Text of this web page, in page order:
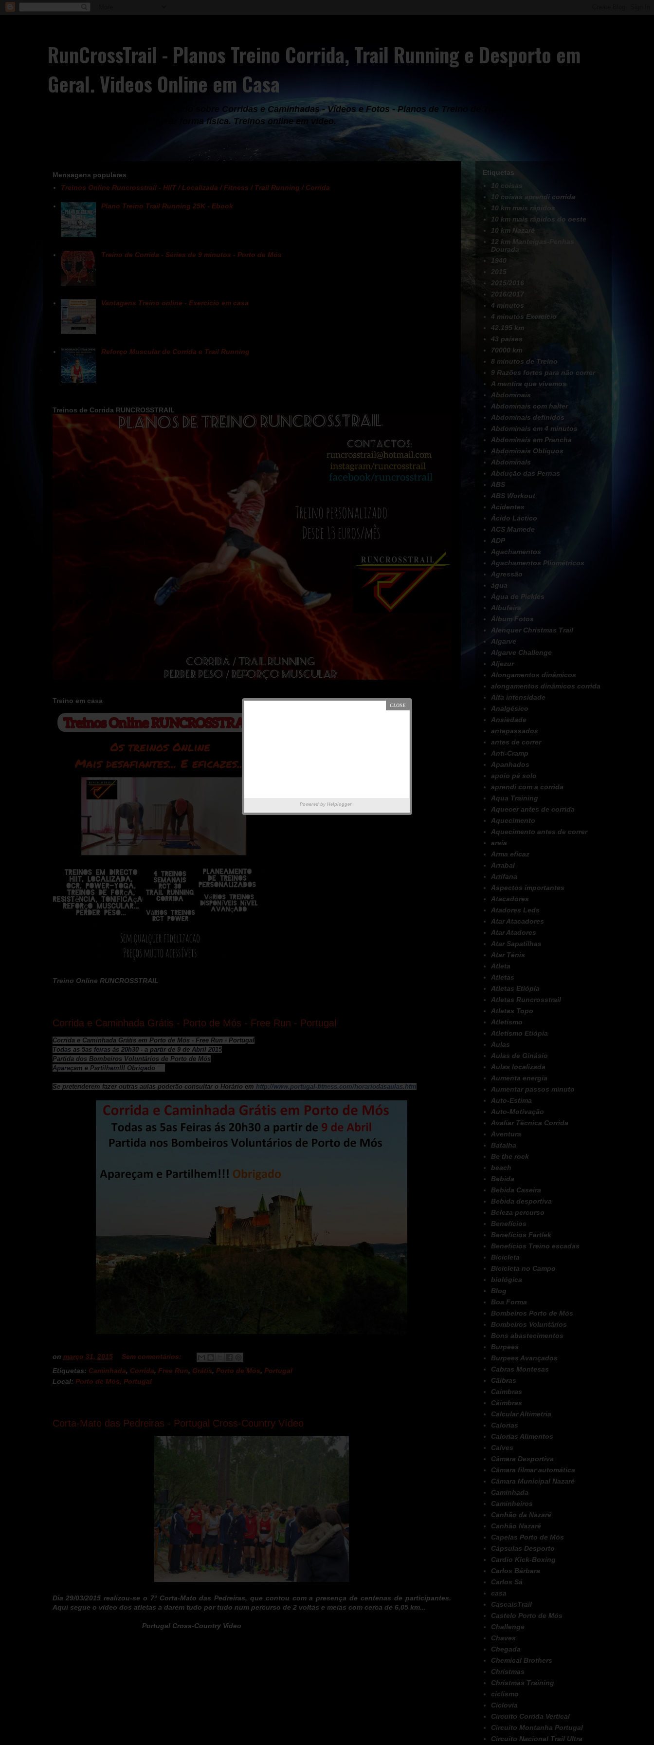
RunCrossTrail - Planos Treino Corrida, Trail Running e Desporto em
Geral. Videos Online em Casa
Treinos em Directo em Casa -Tudo sobre Corridas e Caminhadas - Vídeos e Fotos - Planos de Treino de Trail Running, Corrida,
Fitness, Perder peso, melhorar forma física. Treinos online em video.
Mensagens populares
Treinos Online Runcrosstrail - HIIT / Localizada / Fitness / Trail Running / Corrida
Plano Treino Trail Running 25K - Ebook
Treino de Corrida - Séries de 9 minutos - Porto de Mós
Vantagens Treino online - Exercicio em casa
Reforço Muscular de Corrida e Trail Running
Treinos de Corrida RUNCROSSTRAIL
Treino em casa
Treino Online RUNCROSSTRAIL
Corrida e Caminhada Grátis - Porto de Mós - Free Run - Portugal
Corrida e Caminhada Grátis em Porto de Mós - Free Run - Portugal
Todas as 5as feiras ás 20h30 - a partir de 9 de Abril 2015
Partida dos Bombeiros Voluntários de Porto de Mós
Apareçam e Partilhem!!! Obrigado
Se pretenderem fazer outras aulas poderão consultar o Horário em http://www.portugal-fitness.com/horariodasaulas.htm
on março 31, 2015
Sem comentários:
Etiquetas: Caminhada, Corrida, Free Run, Grátis, Porto de Mós, Portugal
Local: Porto de Mós, Portugal
Corta-Mato das Pedreiras - Portugal Cross-Country Vídeo
Dia 29/03/2015 realizou-se o 7º Corta-Mato das Pedreiras, que contou com a presença de centenas de participantes.
Aqui segue o vídeo dos atletas a darem tudo por tudo num percurso de 2 voltas e meias com cerca de 6,05 km...
Portugal Cross-Country Video
Etiquetas
10 coisas
10 coisas aprendi corrida
10 km mais rápidos
10 km mais rápidos do oeste
10 km Nazaré
12 km Manteigas-Penhas
Dourada
1940
2015
2015/2016
2016/2017
4 minutos
4 minutos Exercício
42.195 km
43 países
70000 km
8 minutos de Treino
9 Razões fortes para não correr
A mentira que vivemos
Abdominais
Abdominais com halter
Abdominais definidos
Abdominais em 4 minutos
Abdominais em Prancha
Abdominais Oblíquos
Abdominals
Abdução das Pernas
ABS
ABS Workout
Acidentes
Ácido Láctico
ACS Mamede
ADP
Agachamentos
Agachamentos Pliométricos
Agressão
água
Água de Pickles
Albufeira
Álbum Fotos
Alenquer Christmas Trail
Algarve
Algarve Challenge
Aljezur
Alongamentos dinâmicos
alongamentos dinâmicos corrida
Alta intensidade
Analgésico
Ansiedade
antepassados
antes de correr
Anti-Cramp
Apanhados
apoio pé solo
aprendi com a corrida
Aqua Training
Aquecer antes de corrida
Aquecimento
Aquecimento antes de correr
areia
Arma eficaz
Arrabal
Arrifana
Aspectos importantes
Atacadores
Atadores Leds
Atar Atacadores
Atar Atadores
Atar Sapatilhas
Atar Ténis
Atleta
Atletas
Atletas Etiópia
Atletas Runcrosstrail
Atletas Topo
Atletismo
Atletismo Etiópia
Aulas
Aulas de Ginásio
Aulas localizada
Aumenta energia
Aumentar passos minuto
Auto-Estima
Auto-Motivação
Avaliar Técnica Corrida
Aventura
Batalha
Be the rock
beach
Bebida
Bebida Caseira
Bebida desportiva
Beleza percurso
Benefícios
Benefícios Fartlek
Benefícios Treino escadas
Bicicleta
Bicicleta no Campo
biológica
Blog
Boa Forma
Bombeiros Porto de Mós
Bombeiros Voluntários
Bons abastecimentos
Burpees
Burpees Avançados
Cabras Montesas
Cãibras
Caimbras
Câimbras
Calcular Altimetria
Calorias
Calorias Alimentos
Calves
Câmara Desportiva
Câmara filmar automática
Câmara Municipal Nazaré
Caminhada
Caminheiros
Canhão da Nazaré
Canhão Nazaré
Capelas Porto de Mós
Cápsulas Desporto
Cardio Kick-Boxing
Carlos Bárbara
Carlos Sá
casa
CascaisTrail
Castelo Porto de Mós
Challenge
Chaves
Chegada
Chemical Brothers
Christmas
Christmas Training
ciclismo
Ciclovia
Circuito Corrida Vertical
Circuito Montanha Portugal
Circuito Nacional Trail Ultra
Powered byHelplogger